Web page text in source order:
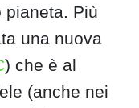
pianeta. Più
una nuova
) che è al
(anche nei